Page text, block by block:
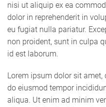
nisi ut aliquip ex ea
dolor in reprehenderit in
eu fugiat nulla pariatur.
non proident, sunt in culpa
id est laborum.
Lorem ipsum dolor sit
do eiusmod tempor
aliqua. Ut enim ad minim